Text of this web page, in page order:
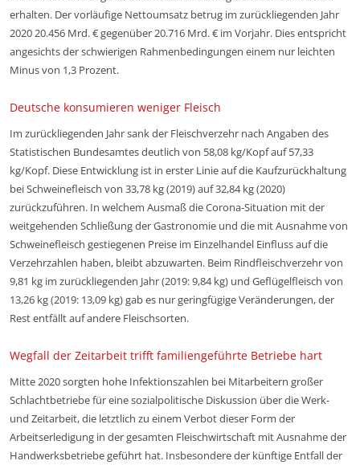
erhalten. Der vorläufige Nettoumsatz betrug im zurückliegenden Jahr
2020 20.456 Mrd. € gegenüber 20.716 Mrd. € im Vorjahr. Dies entspricht
angesichts der schwierigen Rahmenbedingungen einem nur leichten
Minus von 1,3 Prozent.
Deutsche konsumieren weniger Fleisch
Im zurückliegenden Jahr sank der Fleischverzehr nach Angaben des
Statistischen Bundesamtes deutlich von 58,08 kg/Kopf auf 57,33
kg/Kopf. Diese Entwicklung ist in erster Linie auf die Kaufzurückhaltung
bei Schweinefleisch von 33,78 kg (2019) auf 32,84 kg (2020)
zurückzuführen. In welchem Ausmaß die Corona-Situation mit der
weitgehenden Schließung der Gastronomie und die mit Ausnahme von
Schweinefleisch gestiegenen Preise im Einzelhandel Einfluss auf die
Verzehrzahlen haben, bleibt abzuwarten. Beim Rindfleischverzehr von
9,81 kg im zurückliegenden Jahr (2019: 9,84 kg) und Geflügelfleisch von
13,26 kg (2019: 13,09 kg) gab es nur geringfügige Veränderungen, der
Rest entfällt auf andere Fleischsorten.
Wegfall der Zeitarbeit trifft familiengeführte Betriebe hart
Mitte 2020 sorgten hohe Infektionszahlen bei Mitarbeitern großer
Schlachtbetriebe für eine sozialpolitische Diskussion über die Werk-
und Zeitarbeit, die letztlich zu einem Verbot dieser Form der
Arbeitserledigung in der gesamten Fleischwirtschaft mit Ausnahme der
Handwerksbetriebe geführt hat. Insbesondere der künftige Entfall der